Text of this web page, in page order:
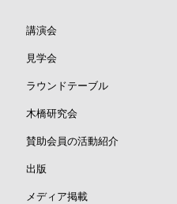
講演会
見学会
ラウンドテーブル
木橋研究会
賛助会員の活動紹介
出版
メディア掲載